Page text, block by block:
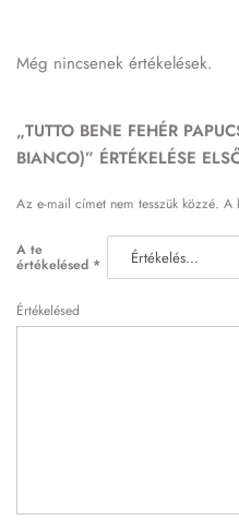
Még nincsenek értékelések.
„TUTTO BENE FEHÉR
BIANCO)” ÉRTÉKELÉSE
Az e-mail címet nem tesszük közzé. A
A te
értékelésed *
Értékelésed